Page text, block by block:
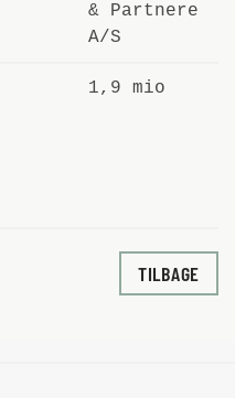
& Partnere
A/S
1,9 mio
TILBAGE